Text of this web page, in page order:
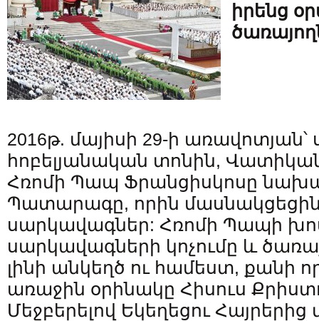
իրենց
2016թ. մայիսի 29-ի
հոբելյանական տոնին,
Հռոմի Պապ Ֆրանցիսկոսը
Պատարագը, որին մասնակցեցին
սարկավագներ: Հռոմի Պապի
սարկավագների կոչումը և
լինի անկեղծ ու համեստ, քանի
առաջին օրինակը Հիսուս
Մեջբերելով Եկեղեցու Հայրերից